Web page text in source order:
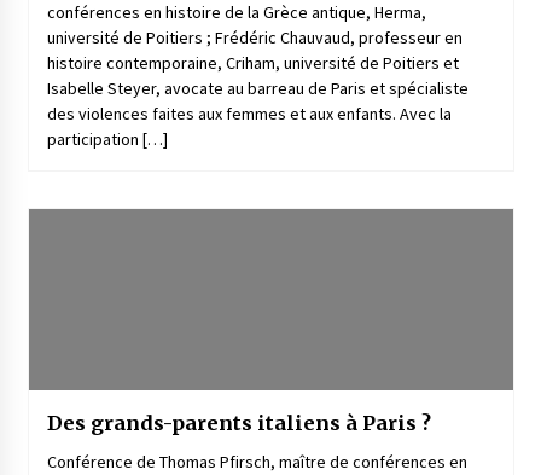
conférences en histoire de la Grèce antique, Herma,
université de Poitiers ; Frédéric Chauvaud, professeur en
histoire contemporaine, Criham, université de Poitiers et
Isabelle Steyer, avocate au barreau de Paris et spécialiste
des violences faites aux femmes et aux enfants. Avec la
participation […]
Des grands-parents italiens à Paris ?
Conférence de Thomas Pfirsch, maître de conférences en